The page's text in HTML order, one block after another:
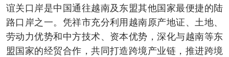
谊关口岸是中国通往越南及东盟其他国家最便捷的陆
路口岸之一。凭祥市充分利用越南原产地证、土地、
劳动力优势和中方技术、资本优势，深化与越南等东
盟国家的经贸合作，共同打造跨境产业链，推进跨境